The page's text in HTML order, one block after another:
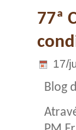
77ª
17/
Blog